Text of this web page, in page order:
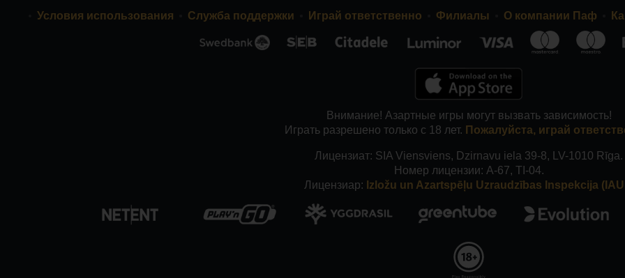
Условия использования Служба поддержки Играй ответственно Филиалы О компании Паф
Внимание! Азартные игры могут вызвать зависимость!
Играть разрешено только с 18 лет. Пожалуйста, играй
Лицензиат: SIA Viensviens, Dzirnavu iela 39-8, LV-1010 Rīga.
Номер лицензии: A-67, TI-04.
Лицензиар: Izložu un Azartspēļu Uzraudzības Inspekcija